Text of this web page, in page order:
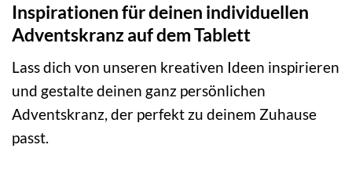
Inspirationen für deinen individuellen
Adventskranz auf dem Tablett
Lass dich von unseren kreativen Ideen inspirieren
und gestalte deinen ganz persönlichen
Adventskranz, der perfekt zu deinem Zuhause
passt.